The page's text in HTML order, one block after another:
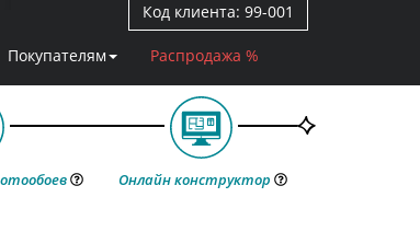
Код клиента: 99-001
Покупателям Распродажа %
Онлайн конструктор